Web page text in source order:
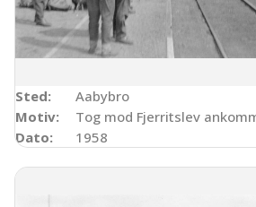
Sted:
Aabybro
Motiv:
Tog mod Fjerritslev
Dato:
1958